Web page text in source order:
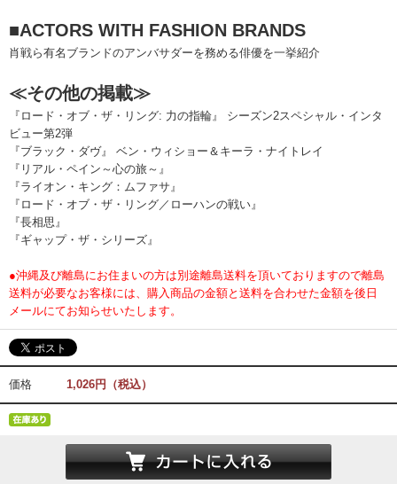
■ACTORS WITH FASHION BRANDS
肖戦ら有名ブランドのアンバサダーを務める俳優を一挙紹介
≪その他の掲載≫
『ロード・オブ・ザ・リング: 力の指輪』 シーズン2スペシャル・インタ
ビュー第2弾
『ブラック・ダヴ』 ベン・ウィショー＆キーラ・ナイトレイ
『リアル・ペイン～心の旅～』
『ライオン・キング：ムファサ』
『ロード・オブ・ザ・リング／ローハンの戦い』
『長相思』
『ギャップ・ザ・シリーズ』
●沖縄及び離島にお住まいの方は別途離島送料を頂いておりますので離島
送料が必要なお客様には、購入商品の金額と送料を合わせた金額を後日
メールにてお知らせいたします。
価格 1,026円（税込）